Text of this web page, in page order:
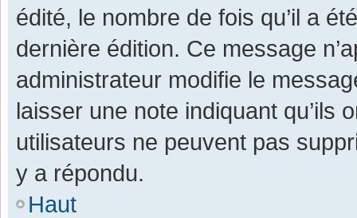
édité, le nombre de fois qu’il a
dernière édition. Ce message
administrateur modifie le
laisser une note indiquant qu’ils
utilisateurs ne peuvent pas
y a répondu.
Haut